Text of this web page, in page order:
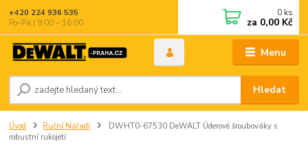
Menu
Hledat
+420 224 936 535
Po–Pá | 9:00 – 16:00
0 ks
za 0,00 Kč
Úvod Ruční Nářadí
DWHT0-67530 DeWALT Úderové šroubováky s
robustní rukojetí